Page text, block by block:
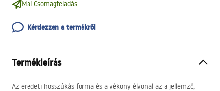
Mai Csomagfeladás
Kérdezzen a termékről
Termékleírás
Az eredeti hosszúkás forma és a vékony élvonal az a jellemző,